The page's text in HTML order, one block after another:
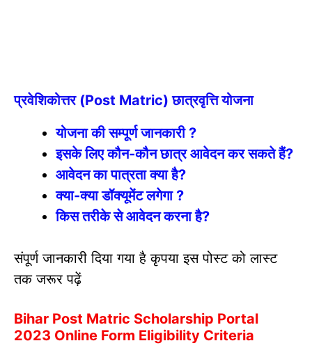
प्रवेशिकोत्तर (Post Matric) छात्रवृत्ति योजना
योजना की सम्पूर्ण जानकारी ?
इसके लिए कौन-कौन छात्र आवेदन कर सकते हैं?
आवेदन का पात्रता क्या है?
क्या-क्या डॉक्यूमेंट लगेगा ?
किस तरीके से आवेदन करना है?
संपूर्ण जानकारी दिया गया है कृपया इस पोस्ट को लास्ट
तक जरूर पढ़ें
Bihar Post Matric Scholarship Portal
2023 Online Form Eligibility Criteria